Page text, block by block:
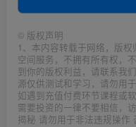
© 版权声明
1、本内容转载于网络，版
空间服务，不拥有所有权，
到你的版权利益，请联系我
源仅供测试和学习，请勿用
如遇到充值付费环节课程或
需要投资的一律不要相信，
揭秘 请勿用于非法违规操作